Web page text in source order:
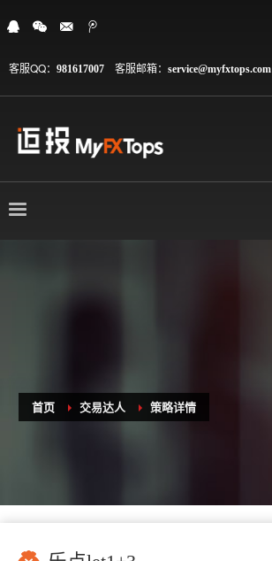
客服QQ： 981617007 客服邮箱： service@myfxtops.com
首页 交易达人 策略详情